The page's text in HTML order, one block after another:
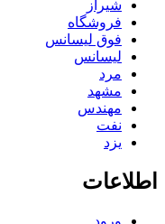
شیراز
فروشگاه
فوق لیسانس
لیسانس
مرد
مشهد
مهندس
نفت
یزد
اطلاعات
ورود